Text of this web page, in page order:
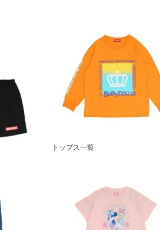
トップス一覧